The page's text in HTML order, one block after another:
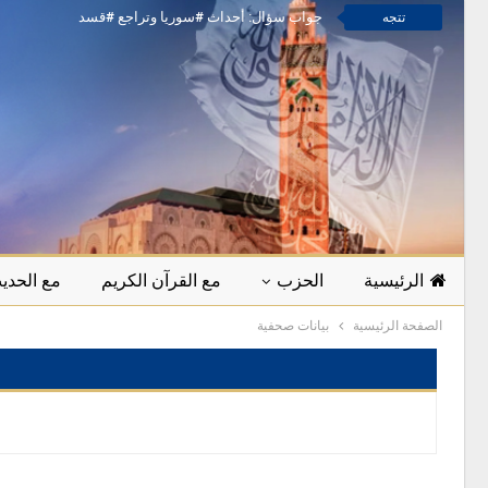
تتجه جواب سؤال: أحداث #سوريا وتراجع #قسد
الرئيسية الحزب مع القرآن الكريم مع
الصفحة الرئيسية بيانات صحفية